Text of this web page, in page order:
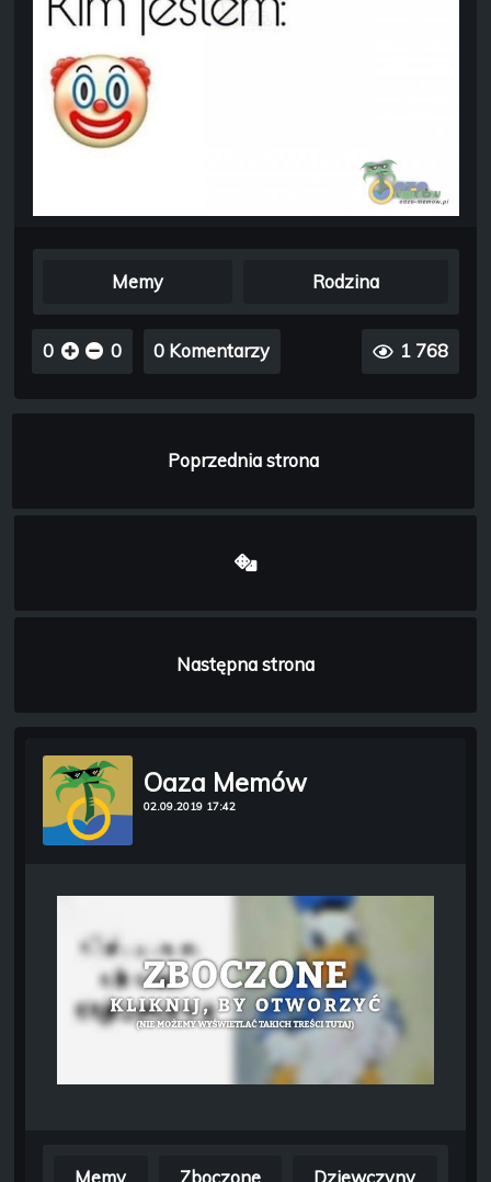
Memy Rodzina
0 0 0 Komentarzy 1 768
Poprzednia strona
Następna strona
Oaza Memów
02.09.2019 17:42
Memy Zboczone Dziewczyny